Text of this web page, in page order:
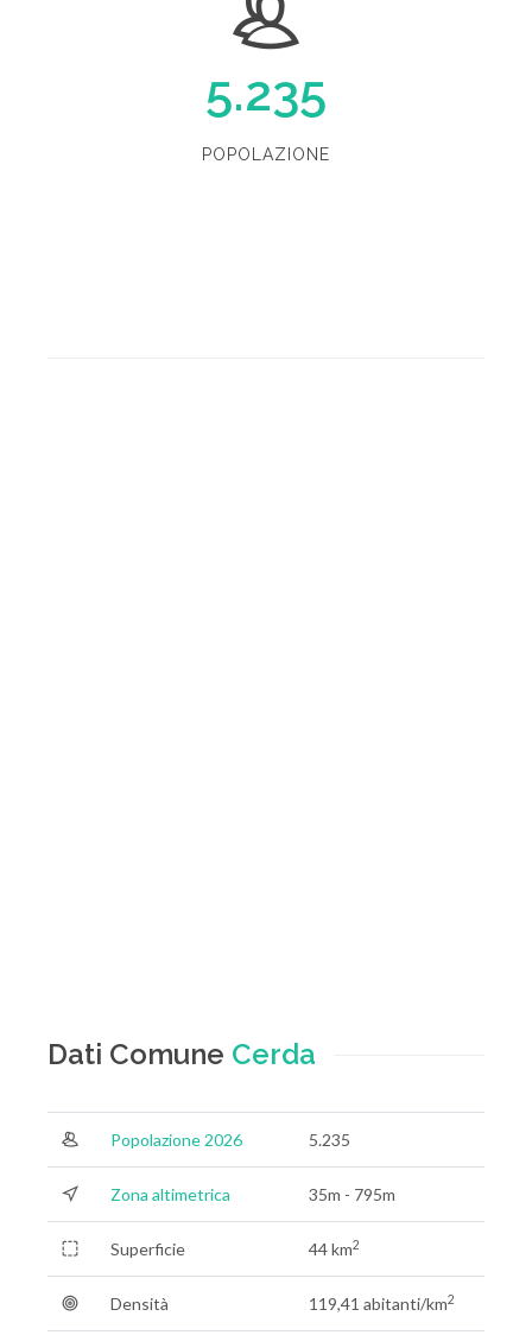
5.235
POPOLAZIONE
Dati Comune Cerda
Popolazione 2026 5.235
Zona altimetrica 35m - 795m
Superficie 44 km2
Densità 119,41 abitanti/km2